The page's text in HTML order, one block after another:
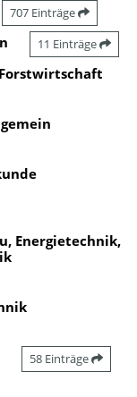
707 Einträge
11 Einträge
Energietechnik,
58 Einträge